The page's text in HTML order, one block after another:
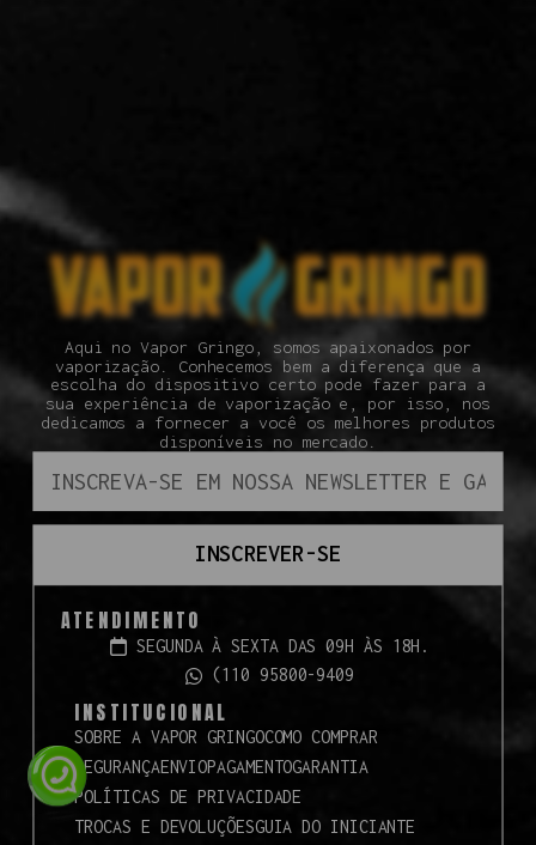
Aqui no Vapor Gringo, somos apaixonados por
vaporização. Conhecemos bem a diferença que a
escolha do dispositivo certo pode fazer para a
sua experiência de vaporização e, por isso, nos
dedicamos a fornecer a você os melhores produtos
disponíveis no mercado.
INSCREVER-SE
ATENDIMENTO
SEGUNDA À SEXTA DAS 09H ÀS 18H.
(110 95800-9409
INSTITUCIONAL
SOBRE A VAPOR GRINGOCOMO COMPRAR
SEGURANÇAENVIOPAGAMENTOGARANTIA
POLÍTICAS DE PRIVACIDADE
TROCAS E DEVOLUÇÕESGUIA DO INICIANTE